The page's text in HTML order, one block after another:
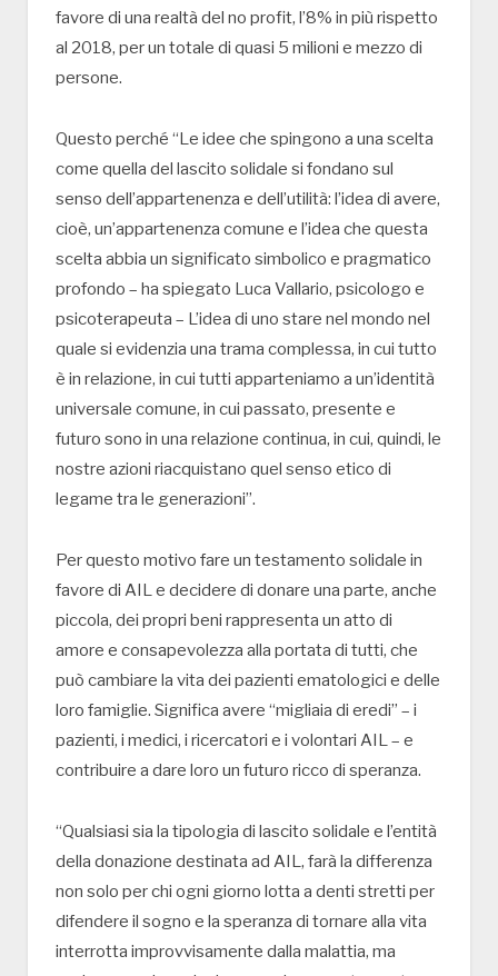
favore di una realtà del no profit, l’8% in più rispetto
al 2018, per un totale di quasi 5 milioni e mezzo di
persone.
Questo perché “Le idee che spingono a una scelta
come quella del lascito solidale si fondano sul
senso dell’appartenenza e dell’utilità: l’idea di avere,
cioè, un’appartenenza comune e l’idea che questa
scelta abbia un significato simbolico e pragmatico
profondo – ha spiegato Luca Vallario, psicologo e
psicoterapeuta – L’idea di uno stare nel mondo nel
quale si evidenzia una trama complessa, in cui tutto
è in relazione, in cui tutti apparteniamo a un’identità
universale comune, in cui passato, presente e
futuro sono in una relazione continua, in cui, quindi, le
nostre azioni riacquistano quel senso etico di
legame tra le generazioni”.
Per questo motivo fare un testamento solidale in
favore di AIL e decidere di donare una parte, anche
piccola, dei propri beni rappresenta un atto di
amore e consapevolezza alla portata di tutti, che
può cambiare la vita dei pazienti ematologici e delle
loro famiglie. Significa avere “migliaia di eredi” – i
pazienti, i medici, i ricercatori e i volontari AIL – e
contribuire a dare loro un futuro ricco di speranza.
“Qualsiasi sia la tipologia di lascito solidale e l’entità
della donazione destinata ad AIL, farà la differenza
non solo per chi ogni giorno lotta a denti stretti per
difendere il sogno e la speranza di tornare alla vita
interrotta improvvisamente dalla malattia, ma